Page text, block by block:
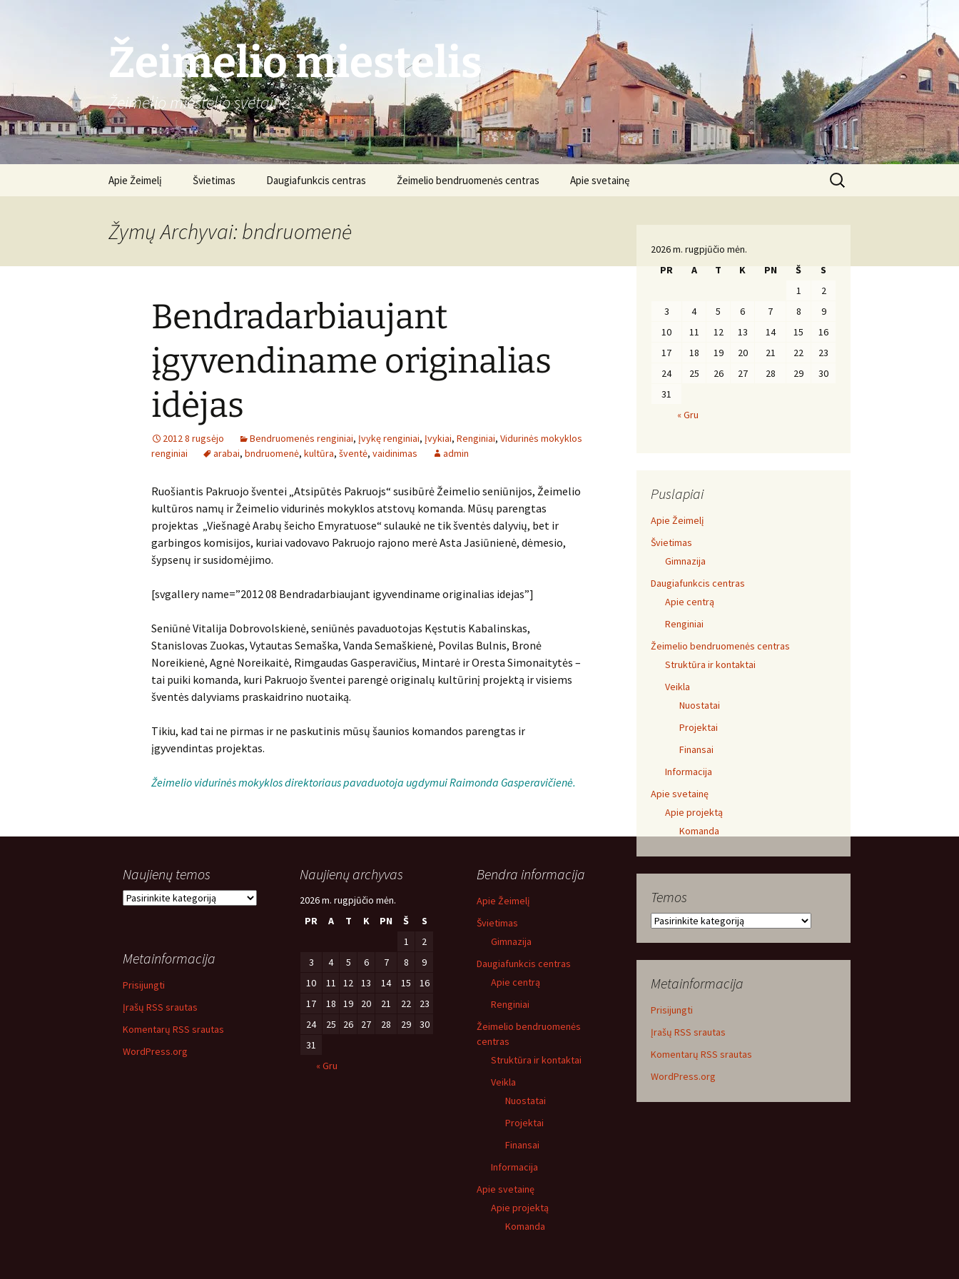
Žeimelio miestelis
Žeimelio miestelio svetainė
Apie Žeimelį Švietimas Daugiafunkcis centras Žeimelio bendruomenės centras Apie svetainę
Ieškoti:
Žymų Archyvai: bndruomenė
Bendradarbiaujant
įgyvendiname originalias
idėjas
2012 8 rugsėjo Bendruomenės renginiai, Įvykę renginiai, Įvykiai, Renginiai, Vidurinės mokyklos
renginiai
arabai, bndruomenė, kultūra, šventė, vaidinimas admin
Ruošiantis Pakruojo šventei „Atsipūtės Pakruojs“ susibūrė Žeimelio seniūnijos, Žeimelio
kultūros namų ir Žeimelio vidurinės mokyklos atstovų komanda. Mūsų parengtas
projektas „Viešnagė Arabų šeicho Emyratuose“ sulaukė ne tik šventės dalyvių, bet ir
garbingos komisijos, kuriai vadovavo Pakruojo rajono merė Asta Jasiūnienė, dėmesio,
šypsenų ir susidomėjimo.
[svgallery name=”2012 08 Bendradarbiaujant igyvendiname originalias idejas”]
Seniūnė Vitalija Dobrovolskienė, seniūnės pavaduotojas Kęstutis Kabalinskas,
Stanislovas Zuokas, Vytautas Semaška, Vanda Semaškienė, Povilas Bulnis, Bronė
Noreikienė, Agnė Noreikaitė, Rimgaudas Gasperavičius, Mintarė ir Oresta Simonaitytės –
tai puiki komanda, kuri Pakruojo šventei parengė originalų kultūrinį projektą ir visiems
šventės dalyviams praskaidrino nuotaiką.
Tikiu, kad tai ne pirmas ir ne paskutinis mūsų šaunios komandos parengtas ir
įgyvendintas projektas.
Žeimelio vidurinės mokyklos direktoriaus pavaduotoja ugdymui Raimonda Gasperavičienė.
2026 m. rugpjūčio mėn.
PR
A T K PN Š
S
1
2
3
4 5 6 7 8
9
10
11 12 13 14 15
16
17
18 19 20 21 22
23
24
25 26 27 28 29
30
31
« Gru
Puslapiai
Apie Žeimelį
Švietimas
Gimnazija
Daugiafunkcis centras
Apie centrą
Renginiai
Žeimelio bendruomenės centras
Struktūra ir kontaktai
Veikla
Nuostatai
Projektai
Finansai
Informacija
Apie svetainę
Apie projektą
Komanda
Temos
Temos
Metainformacija
Prisijungti
Įrašų RSS srautas
Komentarų RSS srautas
WordPress.org
Naujienų temos
Naujienų
Naujienų archyvas
2026 m. rugpjūčio mėn.
PR
A T K PN Š
S
1
2
3
4 5 6 7 8
9
10
11 12 13 14 15
16
17
18 19 20 21 22
23
24
25 26 27 28 29
30
31
« Gru
Bendra informacija
Apie Žeimelį
Švietimas
Gimnazija
Daugiafunkcis centras
Apie centrą
Renginiai
Žeimelio bendruomenės
centras
Struktūra ir kontaktai
Veikla
Nuostatai
Projektai
Finansai
Informacija
Apie svetainę
Apie projektą
Komanda
Metainformacija
Prisijungti
Įrašų RSS srautas
Komentarų RSS srautas
WordPress.org